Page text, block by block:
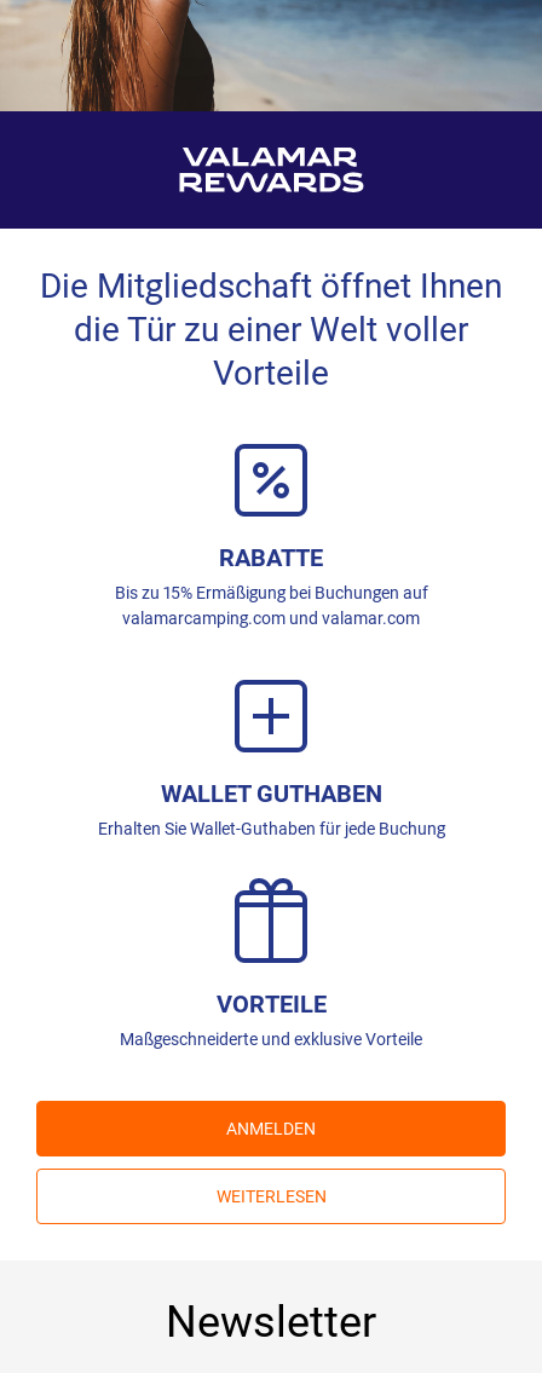
Die Mitgliedschaft öffnet Ihnen
die Tür zu einer Welt voller
Vorteile
RABATTE
Bis zu 15% Ermäßigung bei Buchungen auf
valamarcamping.com und valamar.com
WALLET GUTHABEN
Erhalten Sie Wallet-Guthaben für jede Buchung
VORTEILE
Maßgeschneiderte und exklusive Vorteile
ANMELDEN
WEITERLESEN
Newsletter